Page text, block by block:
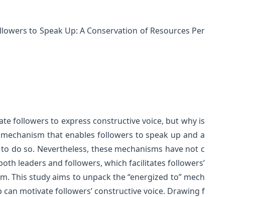
to Speak Up: A Conservation of Resources Per
followers to express constructive voice, but why is
that enables followers to speak up and a
do so. Nevertheless, these mechanisms have not c
leaders and followers, which facilitates followers’
This study aims to unpack the “energized to” mech
motivate followers’ constructive voice. Drawing f